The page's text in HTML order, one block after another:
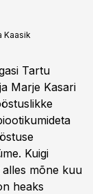
Kaasik
Tartu
Marje Kasari
Kuigi
mõne kuu
heaks